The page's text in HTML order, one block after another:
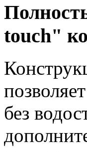
touch"
без